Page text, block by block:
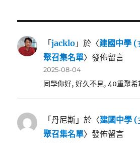
「jacklo 」於〈建國中學
聚召集名單〉發佈留言
2025-08-04
同學你好, 好久不見, 40重聚
「丹尼斯 」於〈建國中學
聚召集名單〉發佈留言